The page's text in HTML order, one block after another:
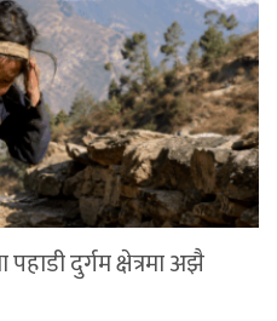
दुर्गम क्षेत्रमा अझै